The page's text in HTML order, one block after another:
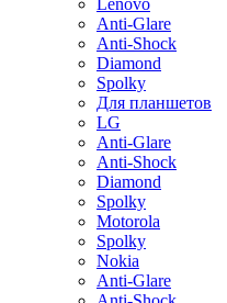
Lenovo
Anti-Glare
Anti-Shock
Diamond
Spolky
Для планшетов
LG
Anti-Glare
Anti-Shock
Diamond
Spolky
Motorola
Spolky
Nokia
Anti-Glare